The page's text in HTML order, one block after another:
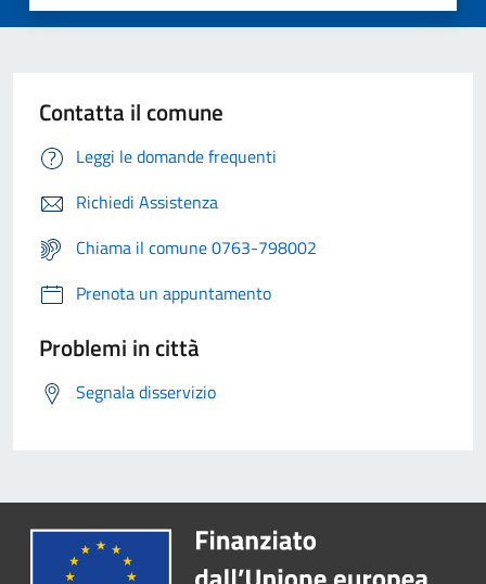
Contatta il comune
Leggi le domande frequenti
Richiedi Assistenza
Chiama il comune 0763-798002
Prenota un appuntamento
Problemi in città
Segnala disservizio